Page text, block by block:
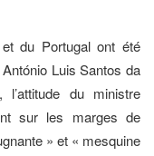
et du Portugal ont été
Luis Santos da
du ministre
sur les marges de
» et « mesquine